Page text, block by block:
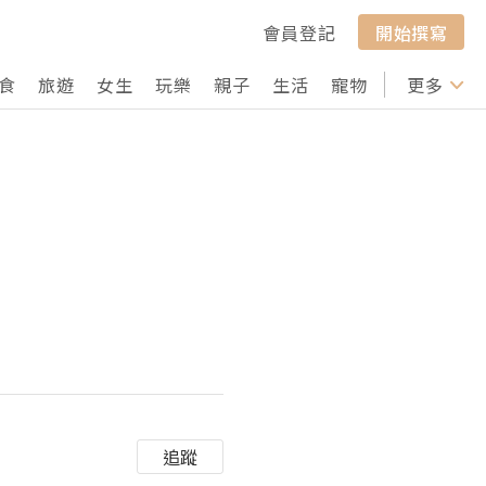
會員登記
開始撰寫
旅遊 女生 玩樂 親子 生活 寵物 行山 打卡
更多
追蹤